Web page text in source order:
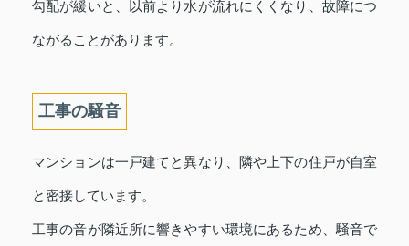
勾配が緩いと、以前より水が流れにくくなり、故障につ
ながることがあります。
工事の騒音
マンションは一戸建てと異なり、隣や上下の住戸が自室
と密接しています。
工事の音が隣近所に響きやすい環境にあるため、騒音で